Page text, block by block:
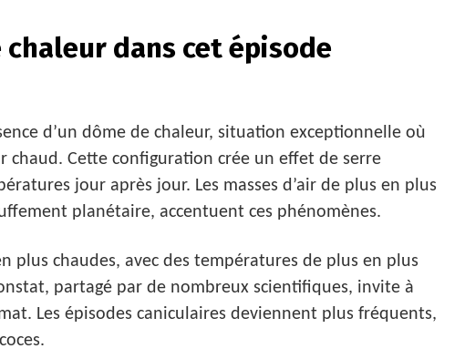
chaleur dans cet épisode
d’un dôme de chaleur, situation exceptionnelle où
chaud. Cette configuration crée un effet de serre
jour après jour. Les masses d’air de plus en plus
planétaire, accentuent ces phénomènes.
plus chaudes, avec des températures de plus en plus
partagé par de nombreux scientifiques, invite à
Les épisodes caniculaires deviennent plus fréquents,